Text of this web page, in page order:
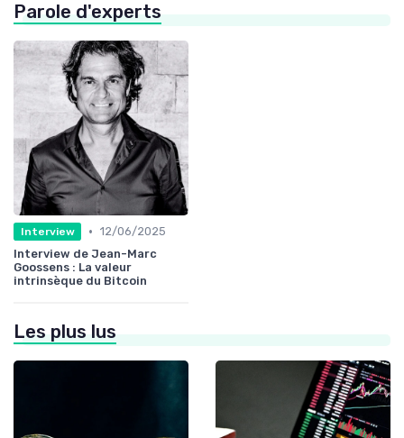
Parole d'experts
Interview • 12/06/2025
Interview de Jean-Marc
Goossens : La valeur
intrinsèque du Bitcoin
Les plus lus